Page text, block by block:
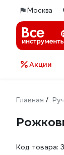
Москва
Акции
Главная /
Код товара: